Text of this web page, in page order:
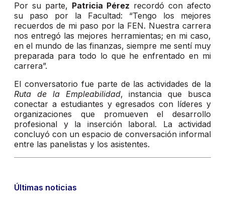
Por su parte, Patricia Pérez recordó con afecto
su paso por la Facultad: “Tengo los mejores
recuerdos de mi paso por la FEN. Nuestra carrera
nos entregó las mejores herramientas; en mi caso,
en el mundo de las finanzas, siempre me sentí muy
preparada para todo lo que he enfrentado en mi
carrera”.
El conversatorio fue parte de las actividades de la
Ruta de la Empleabilidad, instancia que busca
conectar a estudiantes y egresados con líderes y
organizaciones que promueven el desarrollo
profesional y la inserción laboral. La actividad
concluyó con un espacio de conversación informal
entre las panelistas y los asistentes.
Últimas noticias